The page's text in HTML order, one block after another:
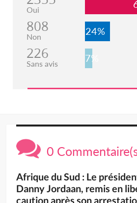
Oui
808
Non 24%
226
Sans avis 7%
0
Afrique du Sud : Le
Danny Jordaan, remis en
caution après son